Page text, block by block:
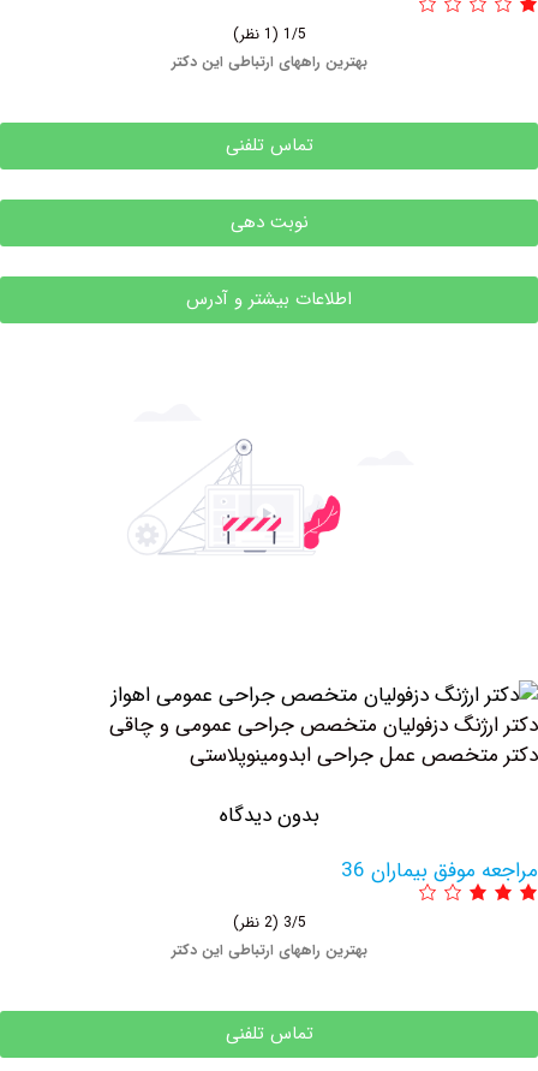
بهترین راههای ارتباطی این دکتر
تماس تلفنی
نوبت دهی
اطلاعات بیشتر و آدرس
دزفولیان متخصص جراحی عمومی و چاقی
عمل جراحی ابدومینوپلاستی
بدون دیدگاه
بیماران 36
بهترین راههای ارتباطی این دکتر
تماس تلفنی